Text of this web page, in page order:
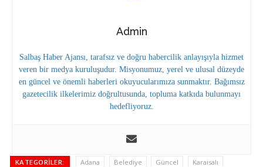
Admin
Salbaş Haber Ajansı, tarafsız ve doğru habercilik anlayışıyla hizmet
veren bir medya kuruluşudur. Misyonumuz, yerel ve ulusal düzeyde
en güncel ve önemli haberleri okuyucularımıza sunmaktır. Bağımsız
gazetecilik ilkelerimiz doğrultusunda, topluma katkıda bulunmayı
hedefliyoruz.
KATEGORILER: Adana Belediye Güncel
Karaisalı